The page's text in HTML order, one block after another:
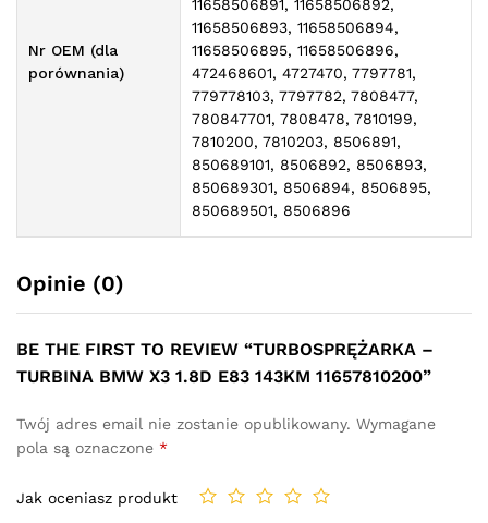
Nr OEM (dla
porównania)
11658506891, 11658506892,
11658506893, 11658506894,
11658506895, 11658506896,
472468601, 4727470, 7797781,
779778103, 7797782, 7808477,
780847701, 7808478, 7810199,
7810200, 7810203, 8506891,
850689101, 8506892, 8506893,
850689301, 8506894, 8506895,
850689501, 8506896
Opinie (0)
BE THE FIRST TO REVIEW “TURBOSPRĘŻARKA –
TURBINA BMW X3 1.8D E83 143KM 11657810200”
Twój adres email nie zostanie opublikowany. Wymagane
pola są oznaczone *
Jak oceniasz produkt